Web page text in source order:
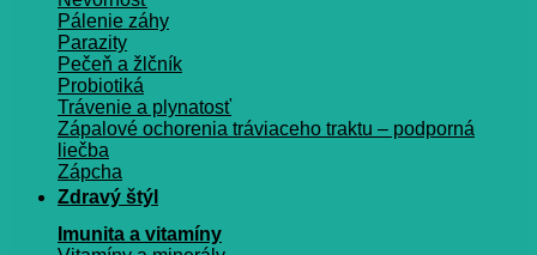
Pálenie záhy
Parazity
Pečeň a žlčník
Probiotiká
Trávenie a plynatosť
Zápalové ochorenia tráviaceho traktu – podporná
liečba
Zápcha
Zdravý štýl
Imunita a vitamíny